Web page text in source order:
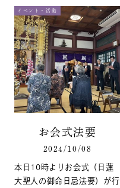
イベント・活動
お会式法要
2024/10/08
本日10時よりお会式（日蓮
大聖人の御命日忌法要）が行